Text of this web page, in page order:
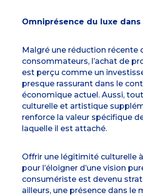
Omniprésence du luxe dans
Malgré une réduction récente
consommateurs, l’achat de
est perçu comme un
presque rassurant dans le
économique actuel. Aussi,
culturelle et artistique
renforce la valeur spécifique
laquelle il est attaché.
Offrir une légitimité culturelle
pour l’éloigner d’une vision
consumériste est devenu
ailleurs, une présence dans le